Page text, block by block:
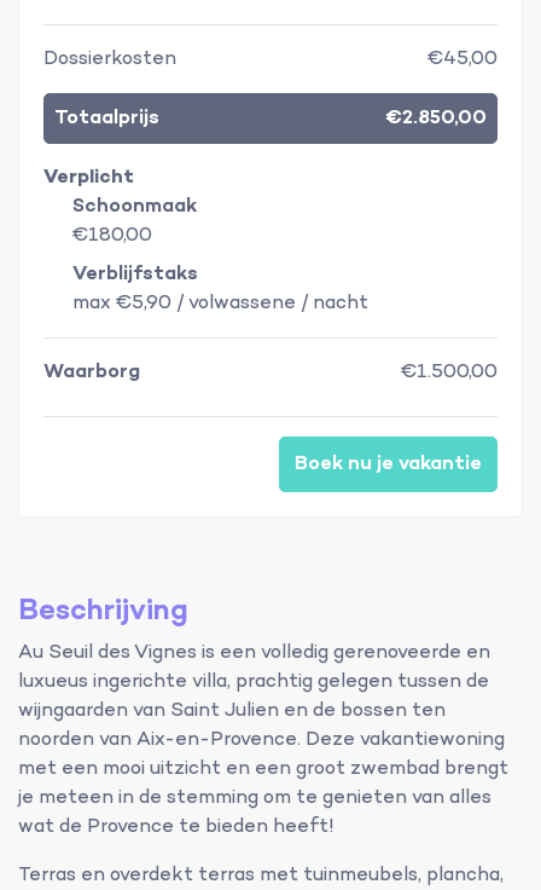
Dossierkosten €45,00
Totaalprijs €2.850,00
Verplicht
Schoonmaak
€180,00
Verblijfstaks
max €5,90 / volwassene / nacht
Waarborg €1.500,00
Boek nu je vakantie
Beschrijving
Au Seuil des Vignes is een volledig gerenoveerde en
luxueus ingerichte villa, prachtig gelegen tussen de
wijngaarden van Saint Julien en de bossen ten
noorden van Aix-en-Provence. Deze vakantiewoning
met een mooi uitzicht en een groot zwembad brengt
je meteen in de stemming om te genieten van alles
wat de Provence te bieden heeft!
Terras en overdekt terras met tuinmeubels, plancha,